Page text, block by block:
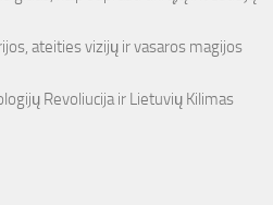
ateities vizijų ir vasaros magijos
Revoliucija ir Lietuvių Kilimas